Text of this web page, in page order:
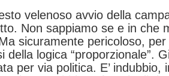
velenoso avvio della
Non sappiamo se e in che
sicuramente pericoloso,
della logica “proporzionale”.
per via politica. E’ indubbio,